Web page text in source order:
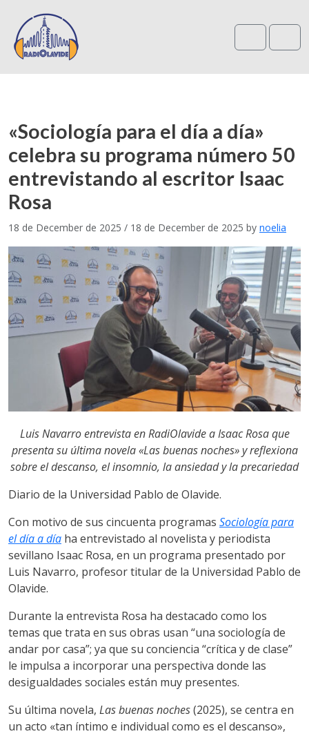
«Sociología para el día a día»
celebra su programa número 50
entrevistando al escritor Isaac
Rosa
18 de December de 2025 / 18 de December de 2025 by noelia
Luis Navarro entrevista en RadiOlavide a Isaac Rosa que
presenta su última novela «Las buenas noches» y reflexiona
sobre el descanso, el insomnio, la ansiedad y la precariedad
Diario de la Universidad Pablo de Olavide.
Con motivo de sus cincuenta programas Sociología para
el día a día ha entrevistado al novelista y periodista
sevillano Isaac Rosa, en un programa presentado por
Luis Navarro, profesor titular de la Universidad Pablo de
Olavide.
Durante la entrevista Rosa ha destacado como los
temas que trata en sus obras usan “una sociología de
andar por casa”; ya que su conciencia “crítica y de clase”
le impulsa a incorporar una perspectiva donde las
desigualdades sociales están muy presentes.
Su última novela, Las buenas noches(2025), se centra en
un acto «tan íntimo e individual como es el descanso»,